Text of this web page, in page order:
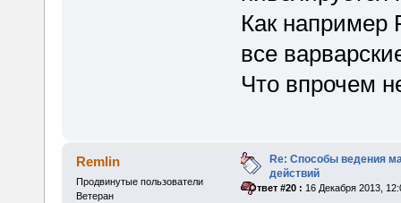
Как например
все
Что впрочем
Remlin
Продвинутые пользователи
Ветеран
Re: Способы ведения
действий
«Ответ #20 : 16 Декабря 2013,